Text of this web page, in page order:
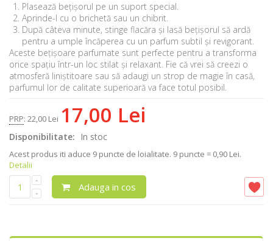
Plasează bețișorul pe un suport special.
Aprinde-l cu o brichetă sau un chibrit.
După câteva minute, stinge flacăra și lasă bețișorul să ardă
pentru a umple încăperea cu un parfum subtil și revigorant.
Aceste bețișoare parfumate sunt perfecte pentru a transforma
orice spațiu într-un loc stilat și relaxant. Fie că vrei să creezi o
atmosferă liniștitoare sau să adaugi un strop de magie în casă,
parfumul lor de calitate superioară va face totul posibil.
PRP: 22,00 Lei 17,00 Lei
Disponibilitate: In stoc
Acest produs iti aduce 9 puncte de loialitate. 9 puncte = 0,90 Lei.
Detalii
Adauga in cos